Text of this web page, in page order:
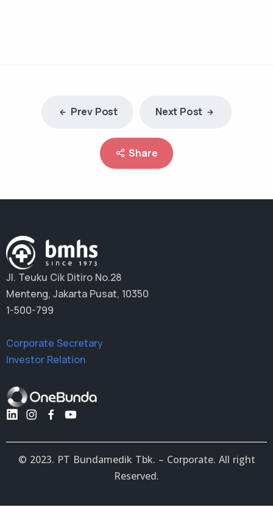
Prev Post Next Post
Share
Jl. Teuku Cik Ditiro No.28
Menteng, Jakarta Pusat, 10350
1-500-799
Corporate Secretary
Investor Relation
© 2023. PT Bundamedik Tbk. – Corporate. All right
Reserved.